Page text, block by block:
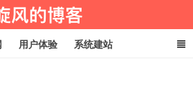
用户体验 系统建站